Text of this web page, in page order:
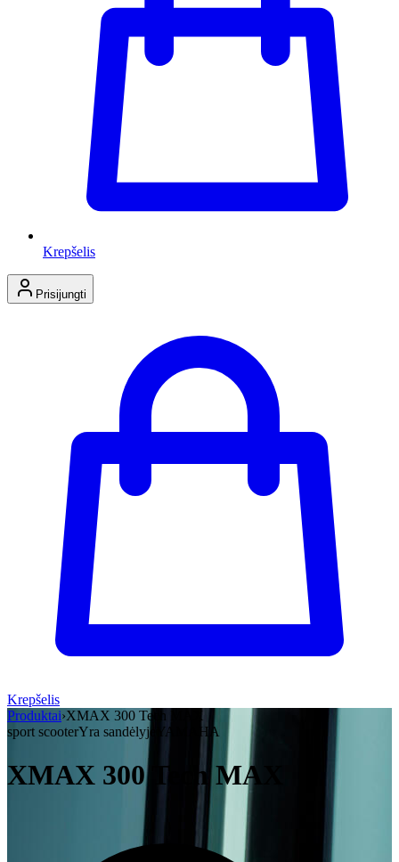
Krepšelis
Prisijungti
Krepšelis
Produktai›XMAX 300 Tech MAX
sport scooterYra sandėlyje YAMAHA
XMAX 300 Tech MAX